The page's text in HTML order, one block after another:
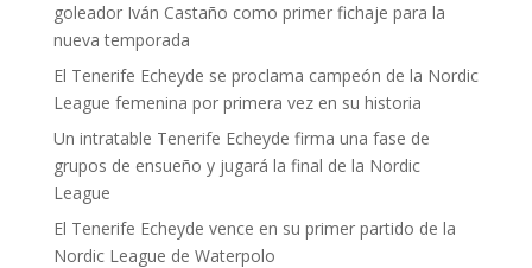
goleador Iván Castaño como primer fichaje para la
nueva temporada
El Tenerife Echeyde se proclama campeón de la Nordic
League femenina por primera vez en su historia
Un intratable Tenerife Echeyde firma una fase de
grupos de ensueño y jugará la final de la Nordic
League
El Tenerife Echeyde vence en su primer partido de la
Nordic League de Waterpolo